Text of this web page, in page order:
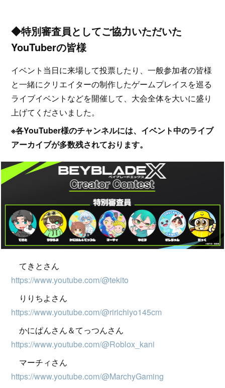
◆特別審査員としてご協力いただいた
YouTuberの皆様
イベント当日に来場して投票したり、一般参加者の皆様
と一緒にクリエイターの制作したゲームプレイスを巡る
ライブイベントなどを開催して、大会全体を大いに盛り
上げてくださいました。
※各YouTuber様のチャンネルには、イベント中のライブ
アーカイブが多数残されております。
てきとさん
https://www.youtube.com/@tekito
りりちよさん
https://www.youtube.com/@ririchiyo145cm
かにぱんさん＆てっつんさん
https://www.youtube.com/@Roblox_kani
マーチィさん
https://www.youtube.com/@MarchyGaming